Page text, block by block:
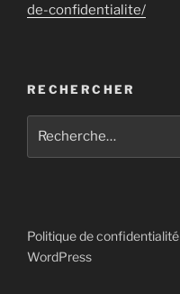
de-confidentialite/
RECHERCHER
Politique de confidentialité
WordPress